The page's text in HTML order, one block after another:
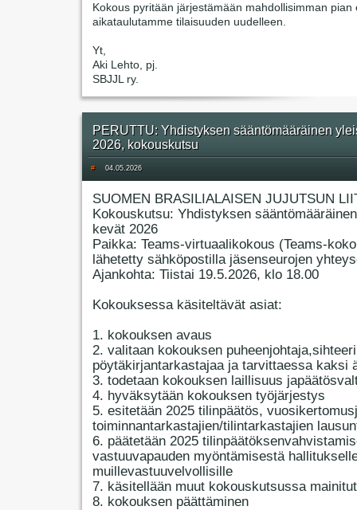
Kokous pyritään järjestämään mahdollisimman pian
aikataulutamme tilaisuuden uudelleen.
Yt,
Aki Lehto, pj.
SBJJL ry.
PERUTTU: Yhdistyksen sääntömääräinen
2026, kokouskutsu
# 04.05.2026
SUOMEN BRASILIALAISEN JUJUTSUN
Kokouskutsu: Yhdistyksen
kevät 2026
Paikka: Teams-virtuaalikokous (Teams-
lähetetty sähköpostilla jäsenseurojen
Ajankohta: Tiistai 19.5.2026, klo 18.00
Kokouksessa käsiteltävät asiat:
1. kokouksen avaus
2. valitaan kokouksen
pöytäkirjantarkastajaa ja tarvittaessa kaksi
3. todetaan kokouksen laillisuus
4. hyväksytään kokouksen työjärjestys
5. esitetään 2025 tilinpäätös,
toiminnantarkastajien/tilintarkastajien
6. päätetään 2025
vastuuvapauden myöntämisestä
muillevastuuvelvollisille
7. käsitellään muut kokouskutsussa
8. kokouksen päättäminen